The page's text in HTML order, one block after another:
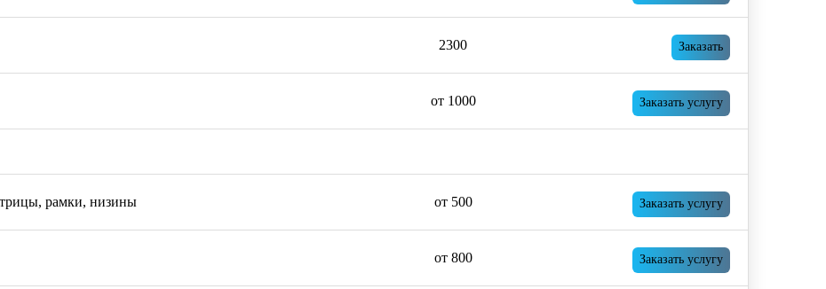
2300 Заказать
от 1000 Заказать услугу
рамки, низины от 500 Заказать услугу
от 800 Заказать услугу